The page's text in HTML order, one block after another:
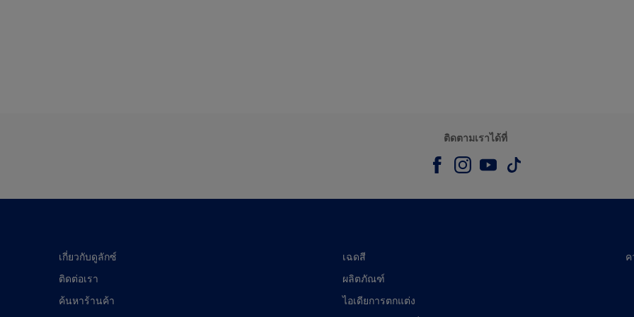
ติดตามเราได้ที่
เกี่ยวกับดูลักซ์
ติดต่อเรา
ค้นหาร้านค้า
เฉดสี
ผลิตภัณฑ์
ไอเดียการตกแต่ง